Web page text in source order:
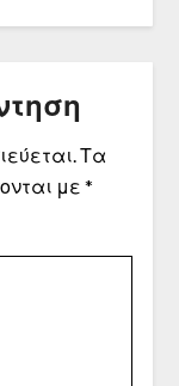
Τα
με *